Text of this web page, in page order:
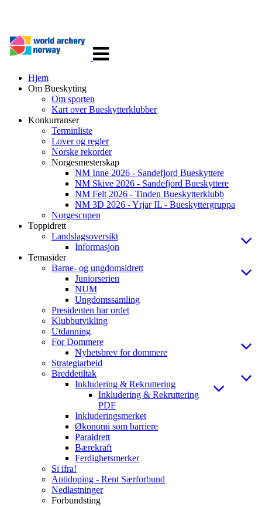
navigasjon
Hjem
Om Bueskyting
Om sporten
Kart over Bueskytterklubber
Konkurranser
Terminliste
Lover og regler
Norske rekorder
Norgesmesterskap
NM Inne 2026 - Sandefjord Bueskyttere
NM Skive 2026 - Sandefjord Bueskyttere
NM Felt 2026 - Tinden Bueskytterklubb
NM 3D 2026 - Yrjar IL - Bueskyttergruppa
Norgescupen
Toppidrett
Landslagsoversikt
Informasjon
Temasider
Barne- og ungdomsidrett
Juniorserien
NUM
Ungdomssamling
Presidenten har ordet
Klubbutvikling
Utdanning
For Dommere
Nyhetsbrev for dommere
Strategiarbeid
Breddetiltak
Inkludering & Rekruttering
Inkludering & Rekruttering
PDF
Inkluderingsmerket
Økonomi som barriere
Paraidrett
Bærekraft
Ferdighetsmerker
Si ifra!
Antidoping - Rent Særforbund
Nedlastninger
Forbundsting